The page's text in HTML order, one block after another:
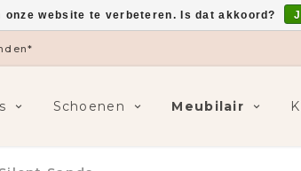
Schoenen Meubilair
onze website te verbeteren. Is dat akkoord?